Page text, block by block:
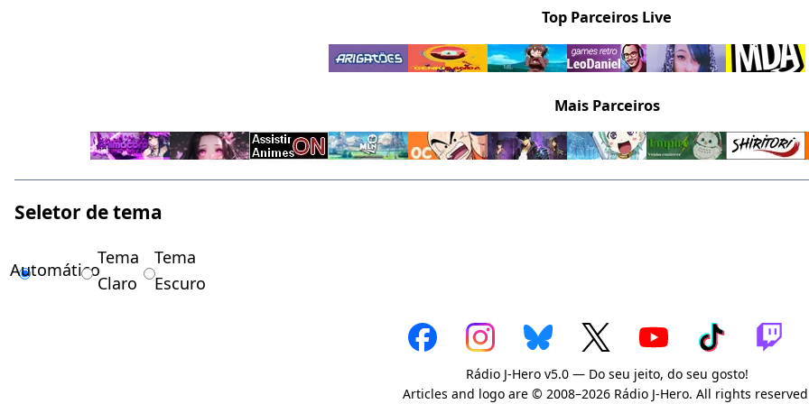
Top Parceiros Live
Mais Parceiros
Seletor de tema
Automático
Tema
Claro
Tema
Escuro
Rádio J-Hero v5.0 — Do seu jeito, do seu gosto!
Articles and logo are © 2008–2026 Rádio J-Hero. All rights